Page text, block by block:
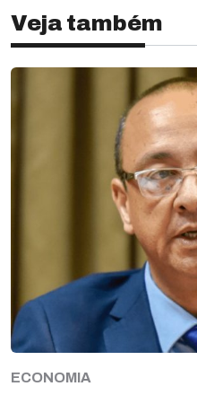
Veja também
ECONOMIA